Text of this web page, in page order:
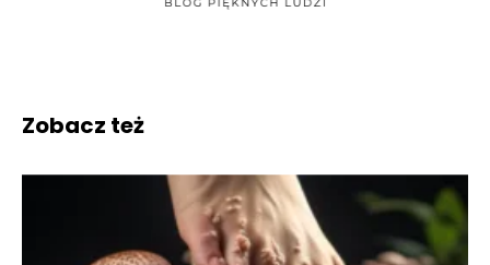
Zobacz też